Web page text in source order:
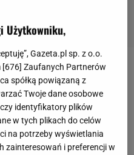
Polski wygrała 2:0 z
Grosickiego, dla
z orzełkiem na piersi.
gry reprezentacji
składnych akcji, a
Użytkowniku,
Gazeta.pl sp. z o.o.
[676] Zaufanych Partnerów
spółką powiązaną z
Twoje dane osobowe
identyfikatory plików
w tych plikach do celów
na potrzeby wyświetlania
zainteresowań i preferencji w